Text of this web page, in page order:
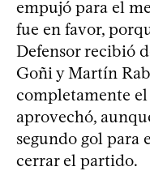
empujó para el
fue en favor,
Defensor recibió
Goñi y Martín
completamente
aprovechó,
segundo gol para
cerrar el partido.